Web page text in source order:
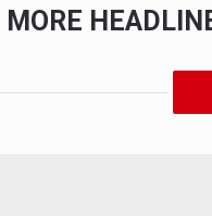
MORE